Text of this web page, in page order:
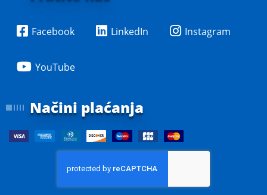
Facebook LinkedIn Instagram
YouTube
Načini plaćanja